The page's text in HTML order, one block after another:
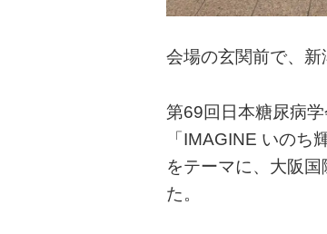
会場の玄関前で、新
第69回日本糖尿病学
「IMAGINE いのち
をテーマに、大阪
た。